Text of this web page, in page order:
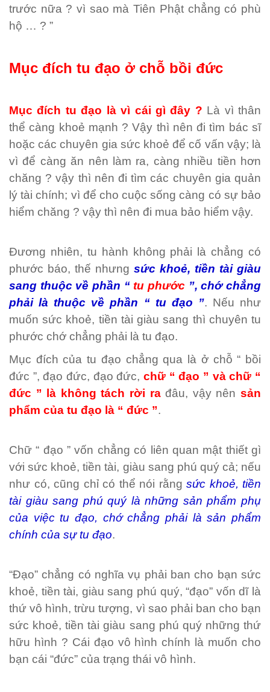
trước nữa ? vì sao mà Tiên Phật chẳng có phù
hộ … ? ”
Mục đích tu đạo ở chỗ bồi đức
Mục đích tu đạo là vì cái gì đây ? Là vì thân
thể càng khoẻ mạnh ? Vậy thì nên đi tìm bác sĩ
hoặc các chuyên gia sức khoẻ để cố vấn vậy; là
vì để càng ăn nên làm ra, càng nhiều tiền hơn
chăng ? vậy thì nên đi tìm các chuyên gia quản
lý tài chính; vì để cho cuộc sống càng có sự bảo
hiểm chăng ? vậy thì nên đi mua bảo hiểm vậy.
Đương nhiên, tu hành không phải là chẳng có
phước báo, thế nhưng sức khoẻ, tiền tài giàu
sang thuộc về phần “tu phước ”, chớ chẳng
phải là thuộc về phần “ tu đạo ”. Nếu như
muốn sức khoẻ, tiền tài giàu sang thì chuyên tu
phước chớ chẳng phải là tu đạo.
Mục đích của tu đạo chẳng qua là ở chỗ “ bồi
đức ”, đạo đức, đạo đức, chữ “ đạo ” và chữ “
đức ” là không tách rời rađâu, vậy nênsản
phẩm của tu đạo là “ đức ”.
Chữ “ đạo ” vốn chẳng có liên quan mật thiết gì
với sức khoẻ, tiền tài, giàu sang phú quý cả; nếu
như có, cũng chỉ có thể nói rằng sức khoẻ, tiền
tài giàu sang phú quý là những sản phẩm phụ
của việc tu đạo, chớ chẳng phải là sản phẩm
chính của sự tu đạo.
“Đạo” chẳng có nghĩa vụ phải ban cho bạn sức
khoẻ, tiền tài, giàu sang phú quý, “đạo” vốn dĩ là
thứ vô hình, trừu tượng, vì sao phải ban cho bạn
sức khoẻ, tiền tài giàu sang phú quý những thứ
hữu hình ? Cái đạo vô hình chính là muốn cho
bạn cái “đức” của trạng thái vô hình.